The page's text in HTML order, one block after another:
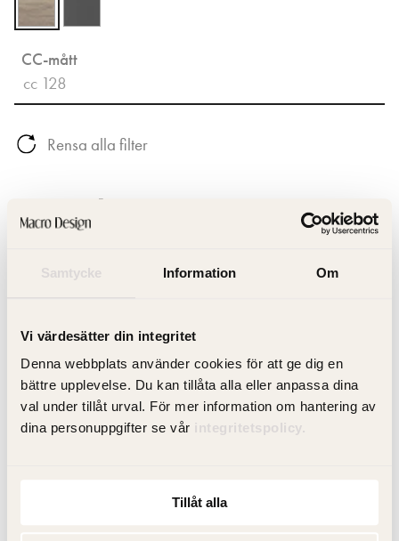
Samtycke Information Om
Vi värdesätter din integritet
Denna webbplats använder cookies för att ge dig en
bättre upplevelse. Du kan tillåta alla eller anpassa dina
val under tillåt urval. För mer information om hantering av
dina personuppgifter se vår integritetspolicy.
Tillåt alla
CC-mått
cc 128
Rensa alla filter
205 kr
Hitta Butik
Artikelnummer: IHANDTAGWO128EK
RSK-nummer: 8917158
Produktfakta